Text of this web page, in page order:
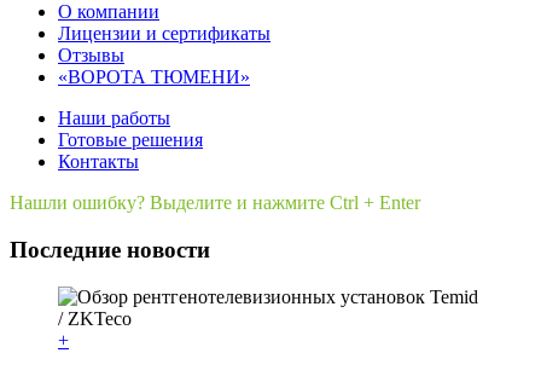
О компании
Лицензии и сертификаты
Отзывы
«ВОРОТА ТЮМЕНИ»
Наши работы
Готовые решения
Контакты
Нашли ошибку? Выделите и нажмите Ctrl + Enter
Последние новости
+